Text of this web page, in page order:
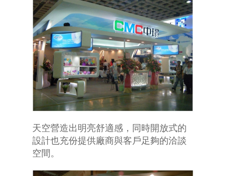
天空營造出明亮舒適感，同時開放式的
設計也充份提供廠商與客戶足夠的洽談
空間。